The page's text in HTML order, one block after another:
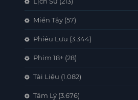
Miền Tây (57)
Phiêu Lưu (3.344)
Phim 18+ (28)
Tài Liệu (1.082)
Tâm Lý (3.676)